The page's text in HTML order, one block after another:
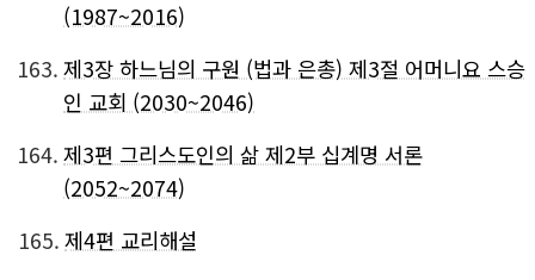
(1987~2016)
163. 제3장 하느님의 구원 (법과 은총) 제3절 어머니요 스승
인 교회 (2030~2046)
164. 제3편 그리스도인의 삶 제2부 십계명 서론
(2052~2074)
165. 제4편 교리해설